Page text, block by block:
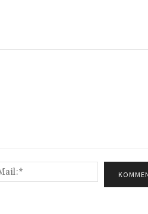
Mail:*